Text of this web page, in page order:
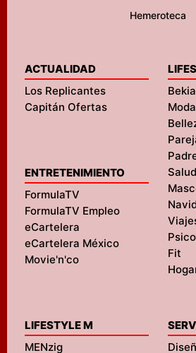
Hemeroteca
ACTUALIDAD
Los Replicantes
Capitán Ofertas
ENTRETENIMIENTO
FormulaTV
FormulaTV Empleo
eCartelera
eCartelera México
Movie'n'co
Bekia
Moda
Salud
Fit
LIFESTYLE M
MENzig